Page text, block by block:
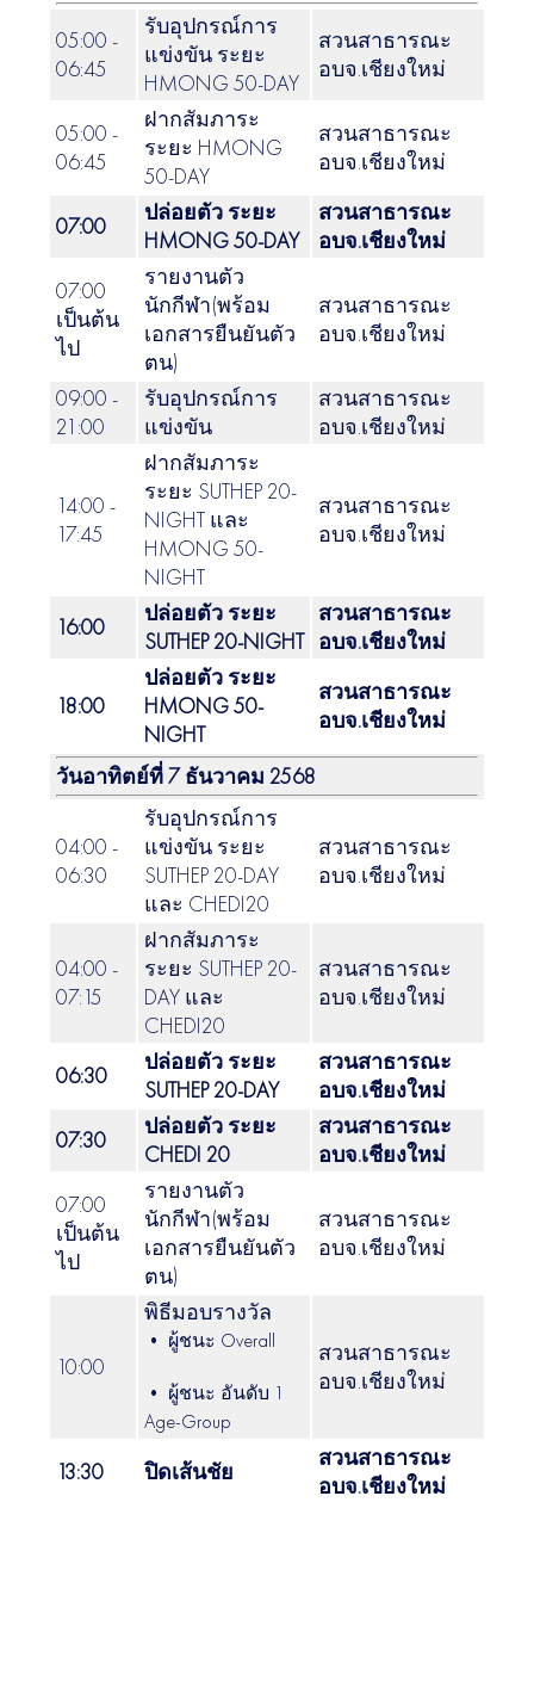
05:00 -
06:45
รับอุปกรณ์การ
แข่งขัน ระยะ
HMONG 50-DAY
สวนสาธารณะ
อบจ.เชียงใหม่
05:00 -
06:45
ฝากสัมภาระ
ระยะ HMONG
50-DAY
สวนสาธารณะ
อบจ.เชียงใหม่
07:00
ปล่อยตัว ระยะ
HMONG 50-DAY
สวนสาธารณะ
อบจ.เชียงใหม่
07:00
เป็นต้น
ไป
รายงานตัว
นักกีฬา(พร้อม
เอกสารยืนยันตัว
ตน)
สวนสาธารณะ
อบจ.เชียงใหม่
09:00 -
21:00
รับอุปกรณ์การ
แข่งขัน
สวนสาธารณะ
อบจ.เชียงใหม่
14:00 -
17:45
ฝากสัมภาระ
ระยะ SUTHEP 20-
NIGHT และ
HMONG 50-
NIGHT
สวนสาธารณะ
อบจ.เชียงใหม่
16:00
ปล่อยตัว ระยะ
SUTHEP 20-NIGHT
สวนสาธารณะ
อบจ.เชียงใหม่
18:00
ปล่อยตัว ระยะ
HMONG 50-
NIGHT
สวนสาธารณะ
อบจ.เชียงใหม่
วันอาทิตย์ที่ 7 ธันวาคม 2568
04:00 -
06:30
รับอุปกรณ์การ
แข่งขัน ระยะ
SUTHEP 20-DAY
และ CHEDI20
สวนสาธารณะ
อบจ.เชียงใหม่
04:00 -
07:15
ฝากสัมภาระ
ระยะ SUTHEP 20-
DAY และ
CHEDI20
สวนสาธารณะ
อบจ.เชียงใหม่
06:30
ปล่อยตัว ระยะ
SUTHEP 20-DAY
สวนสาธารณะ
อบจ.เชียงใหม่
07:30
ปล่อยตัว ระยะ
CHEDI 20
สวนสาธารณะ
อบจ.เชียงใหม่
07:00
เป็นต้น
ไป
รายงานตัว
นักกีฬา(พร้อม
เอกสารยืนยันตัว
ตน)
สวนสาธารณะ
อบจ.เชียงใหม่
10:00
พิธีมอบรางวัล
• ผู้ชนะ Overall
• ผู้ชนะ อันดับ 1
Age-Group
สวนสาธารณะ
อบจ.เชียงใหม่
13:30 ปิดเส้นชัย
สวนสาธารณะ
อบจ.เชียงใหม่